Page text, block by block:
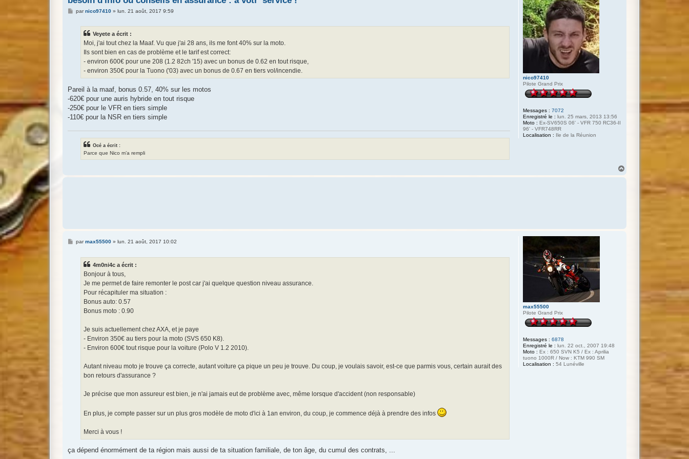
nico97410
Pilote Grand Prix
Messages : 7072
Enregistré le : lun. 25 mars, 2013 13:56
Moto : Ex-SV650S 06' - VFR 750 RC36-II
96' - VFR748RR
Localisation : Ile de la Réunion
Mparnico97410» lun. 21 août, 2017 9:59
Veyete a écrit :
Moi, j'ai tout chez la Maaf. Vu que j'ai 28 ans, ils me font 40% sur la moto.
Ils sont bien en cas de problème et le tarif est correct:
- environ 600€ pour une 208 (1.2 82ch '15) avec un bonus de 0.62 en tout risque,
- environ 350€ pour la Tuono ('03) avec un bonus de 0.67 en tiers vol/incendie.
Pareil à la maaf, bonus 0.57, 40% sur les motos
-620€ pour une auris hybride en tout risque
-250€ pour le VFR en tiers simple
-110€ pour la NSR en tiers simple
Océ a écrit :
Parce que Nico m’a rempli
max55500
Pilote Grand Prix
Messages : 6878
Enregistré le : lun. 22 oct., 2007 19:48
Moto : Ex : 650 SVN K5 / Ex : Aprilia
tuono 1000R / Now : KTM 990 SM
Localisation : 54 Lunéville
Mparmax55500» lun. 21 août, 2017 10:02
4m0ni4c a écrit :
Bonjour à tous,
Je me permet de faire remonter le post car j'ai quelque question niveau assurance.
Pour récapituler ma situation :
Bonus auto: 0.57
Bonus moto : 0.90
Je suis actuellement chez AXA, et je paye
- Environ 350€ au tiers pour la moto (SVS 650 K8).
- Environ 600€ tout risque pour la voiture (Polo V 1.2 2010).
Autant niveau moto je trouve ça correcte, autant voiture ça pique un peu je trouve. Du coup, je voulais savoir, est-ce que parmis vous, certain aurait des
bon retours d'assurance ?
Je précise que mon assureur est bien, je n'ai jamais eut de problème avec, même lorsque d'accident (non responsable)
En plus, je compte passer sur un plus gros modèle de moto d'ici à 1an environ, du coup, je commence déjà à prendre des infos
Merci à vous !
ça dépend énormément de ta région mais aussi de ta situation familiale, de ton âge, du cumul des contrats, ...